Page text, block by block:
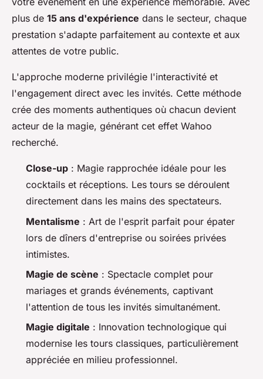
plus de 15 ans d'expérience dans le secteur, chaque
prestation s'adapte parfaitement au contexte et aux
attentes de votre public.
L'approche moderne privilégie l'interactivité et
l'engagement direct avec les invités. Cette méthode
crée des moments authentiques où chacun devient
acteur de la magie, générant cet effet Wahoo
recherché.
Close-up : Magie rapprochée idéale pour les
cocktails et réceptions. Les tours se déroulent
directement dans les mains des spectateurs.
Mentalisme : Art de l'esprit parfait pour épater
lors de dîners d'entreprise ou soirées privées
intimistes.
Magie de scène : Spectacle complet pour
mariages et grands événements, captivant
l'attention de tous les invités simultanément.
Magie digitale : Innovation technologique qui
modernise les tours classiques, particulièrement
appréciée en milieu professionnel.